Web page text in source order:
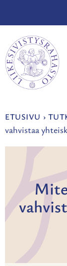
ETUSIVU ›
vahvistaa